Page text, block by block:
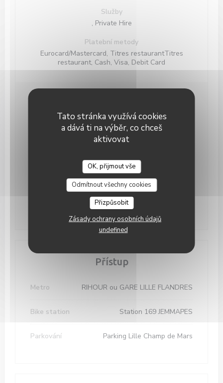
Tato stránka využívá cookies
a dává ti na výběr, co chceš
aktivovat
OK, přijmout vše
Odmítnout všechny cookies
Přizpůsobit
Zásady ochrany osobních údajů
undefined
Služby
, Private Hire
Platební metody
Eurocard/Mastercard, Titres restaurantTitres
restaurant, Cash, Visa, Debit Card
12:00 - 14:00 • 19:00 - 23:00
Přístup
Metro RIHOUR ou GARE LILLE FLANDRES
Bike station Station 169 JEMMAPES
Parkování Parking Lille Champ de Mars